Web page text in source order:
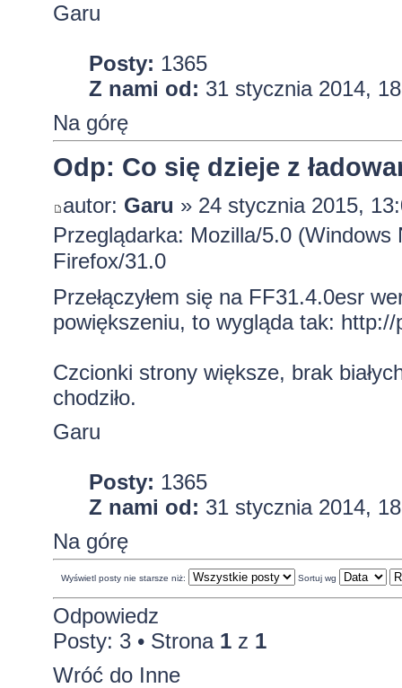
Garu
Posty: 1365
Z nami od: 31 stycznia 2014,
Na górę
Odp: Co się dzieje z
autor: Garu » 24 stycznia 2015,
Przeglądarka: Mozilla/5.0
Firefox/31.0
Przełączyłem się na FF31.4.0esr
powiększeniu, to wygląda tak: http://
Czcionki strony większe, brak
chodziło.
Garu
Posty: 1365
Z nami od: 31 stycznia 2014,
Na górę
Wyświetl posty nie starsze niż: Sortuj wg
Odpowiedz
Posty: 3 • Strona 1z 1
Wróć do Inne